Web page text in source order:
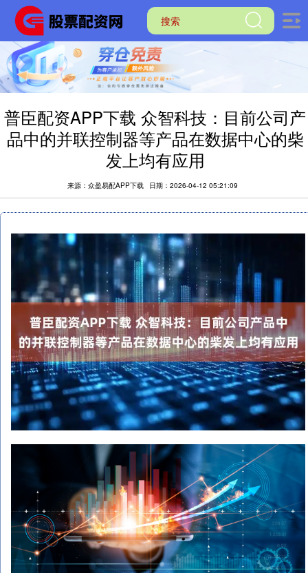
普臣配资APP下载 众智科技：目前公司产
品中的并联控制器等产品在数据中心的柴
发上均有应用
来源：众盈易配APP下载 日期：2026-04-12 05:21:09